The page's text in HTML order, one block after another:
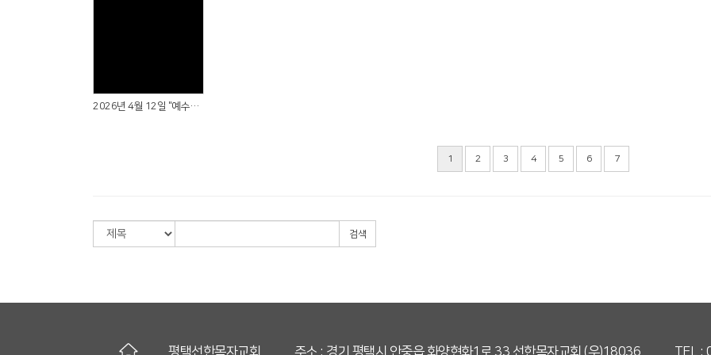
2026년 4월 12일 "예수님의 사랑법"
1 2 3 4 5 6 7
검색
평택선한목자교회 주소 : 경기 평택시 안중읍 화양현화1로 33 선한목자교회 (우)18036 TEL :